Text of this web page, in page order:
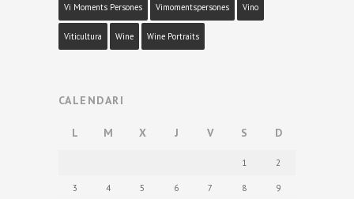
Vi Moments Persones Vimomentspersones Vino
Viticultura Wine Wine Portraits
CALENDARI
L M X J V S D
1 2
3 4 5 6 7 8 9